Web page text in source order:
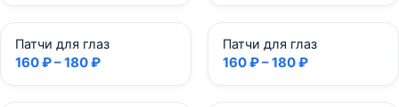
Патчи для глаз
160 ₽ – 180 ₽
Патчи для глаз
160 ₽ – 180 ₽